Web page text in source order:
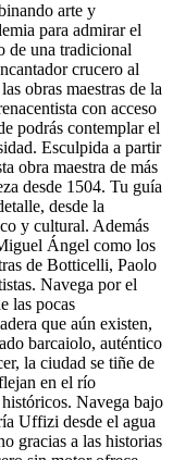
arte y
para admirar el
de una tradicional
crucero al
obras maestras de la
con acceso
podrás contemplar el
Esculpida a partir
obra maestra de más
desde 1504. Tu guía
desde la
y cultural. Además
Ángel como los
de Botticelli, Paolo
Navega por el
las pocas
que aún existen,
barcaiolo, auténtico
la ciudad se tiñe de
en el río
Navega bajo
Uffizi desde el agua
gracias a las historias